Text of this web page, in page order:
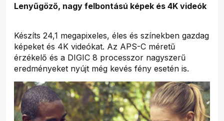
Lenyűgöző, nagy felbontású képek és 4K videók
Készíts 24,1 megapixeles, éles és színekben gazdag
képeket és 4K videókat. Az APS-C méretű
érzékelő és a DIGIC 8 processzor nagyszerű
eredményeket nyújt még kevés fény esetén is.